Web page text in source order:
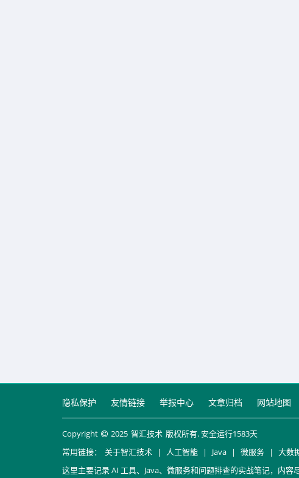
隐私保护 友情链接 举报中心 文章归档 网站地图
Copyright 2025 智汇技术 版权所有. 安全运行1583天
常用链接：
关于智汇技术 | 人工智能 | Java | 微服务 | 大数
这里主要记录 AI 工具、Java、微服务和问题排查的实战笔记，内容